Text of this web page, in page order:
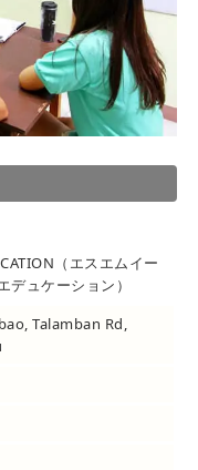
（エスエムイー
デュケーション）
Talamban Rd,